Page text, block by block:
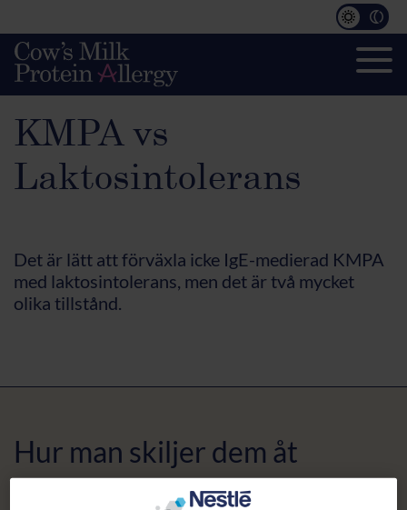
KMPA vs
Laktosintolerans
Det är lätt att förväxla icke IgE-medierad KMPA
med laktosintolerans, men det är två mycket
olika tillstånd.
Hur man skiljer dem åt